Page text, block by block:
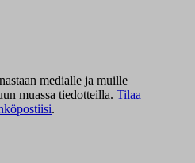
medialle ja muille
muassa tiedotteilla. Tilaa
.